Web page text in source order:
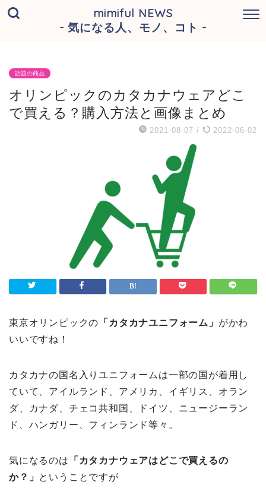
mimiful NEWS
- 気になる人、モノ、コト -
話題の商品
オリンピックのカタカナウェアどこ
で買える？購入方法と画像まとめ
2021-08-07 / 2022-06-02
東京オリンピックの 「カタカナユニフォーム」 がかわ
いいですね！
カタカナの国名入りユニフォームは一部の国が着用し
ていて、アイルランド、アメリカ、イギリス、オラン
ダ、カナダ、チェコ共和国、ドイツ、ニュージーラン
ド、ハンガリー、フィンランド等々。
気になるのは
「カタカナウェアはどこで買えるの
か？」 ということですが